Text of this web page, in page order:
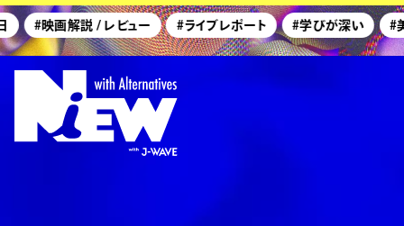
#映画解説 / レビュー #ライブレポート #学びが深い #美